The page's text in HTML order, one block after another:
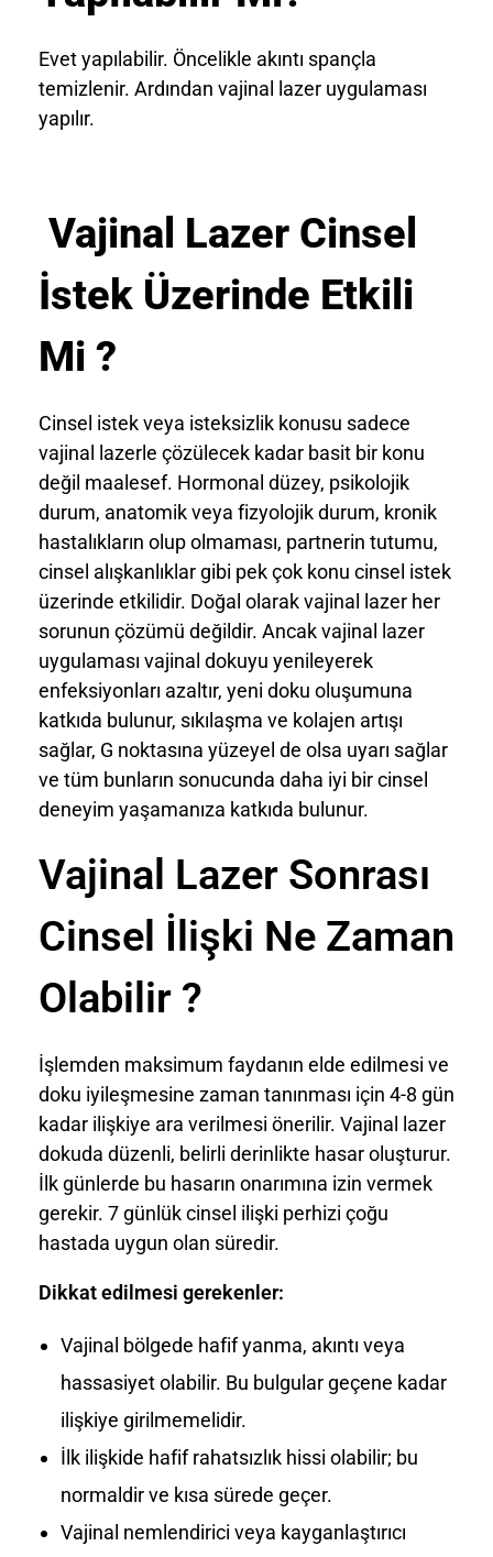
Evet yapılabilir. Öncelikle akıntı spançla
temizlenir. Ardından vajinal lazer uygulaması
yapılır.
Vajinal Lazer Cinsel
İstek Üzerinde Etkili
Mi ?
Cinsel istek veya isteksizlik konusu sadece
vajinal lazerle çözülecek kadar basit bir konu
değil maalesef. Hormonal düzey, psikolojik
durum, anatomik veya fizyolojik durum, kronik
hastalıkların olup olmaması, partnerin tutumu,
cinsel alışkanlıklar gibi pek çok konu cinsel istek
üzerinde etkilidir. Doğal olarak vajinal lazer her
sorunun çözümü değildir. Ancak vajinal lazer
uygulaması vajinal dokuyu yenileyerek
enfeksiyonları azaltır, yeni doku oluşumuna
katkıda bulunur, sıkılaşma ve kolajen artışı
sağlar, G noktasına yüzeyel de olsa uyarı sağlar
ve tüm bunların sonucunda daha iyi bir cinsel
deneyim yaşamanıza katkıda bulunur.
Vajinal Lazer Sonrası
Cinsel İlişki Ne Zaman
Olabilir ?
İşlemden maksimum faydanın elde edilmesi ve
doku iyileşmesine zaman tanınması için 4-8 gün
kadar ilişkiye ara verilmesi önerilir. Vajinal lazer
dokuda düzenli, belirli derinlikte hasar oluşturur.
İlk günlerde bu hasarın onarımına izin vermek
gerekir. 7 günlük cinsel ilişki perhizi çoğu
hastada uygun olan süredir.
Dikkat edilmesi gerekenler:
Vajinal bölgede hafif yanma, akıntı veya
hassasiyet olabilir. Bu bulgular geçene kadar
ilişkiye girilmemelidir.
İlk ilişkide hafif rahatsızlık hissi olabilir; bu
normaldir ve kısa sürede geçer.
Vajinal nemlendirici veya kayganlaştırıcı